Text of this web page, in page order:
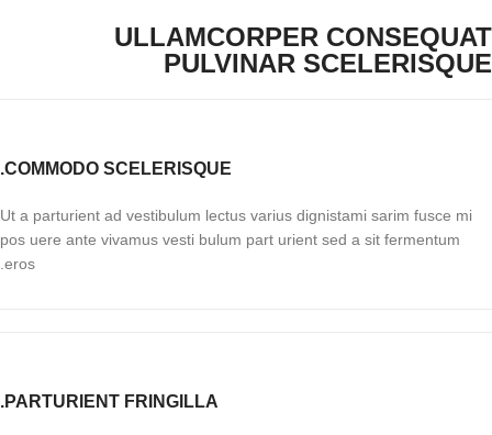
ULLAMCORPER CONSEQUAT
PULVINAR SCELERISQUE
COMMODO SCELERISQUE.
Ut a parturient ad vestibulum lectus varius dignistami sarim fusce mi
pos uere ante vivamus vesti bulum part urient sed a sit fermentum
eros.
PARTURIENT FRINGILLA.